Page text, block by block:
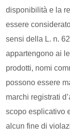
disponibilità e la
essere
sensi della L. n.
appartengono ai
prodotti, nomi
possono essere
marchi registrati
scopo esplicativo
alcun fine di